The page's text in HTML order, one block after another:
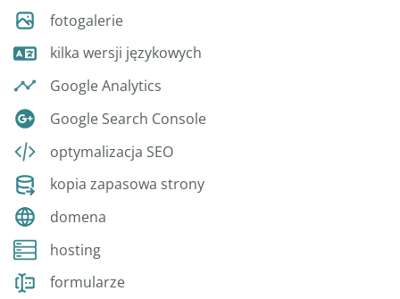
fotogalerie
kilka wersji językowych
Google Analytics
Google Search Console
optymalizacja SEO
kopia zapasowa strony
domena
hosting
formularze